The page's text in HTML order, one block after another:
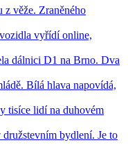
věže. Zraněného
vyřídí online,
dálnici D1 na Brno. Dva
Bílá hlava napovídá,
tisíce lidí na duhovém
bydlení. Je to